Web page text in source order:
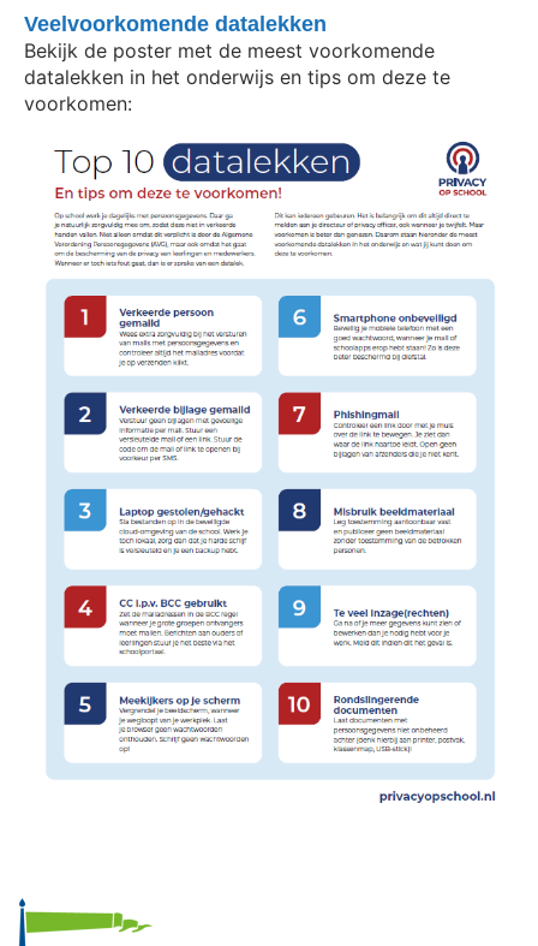
Veelvoorkomende datalekken
Bekijk de poster met de meest voorkomende
datalekken in het onderwijs en tips om deze te
voorkomen: